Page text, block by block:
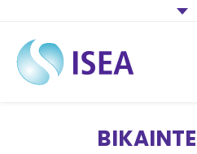
Qué hace